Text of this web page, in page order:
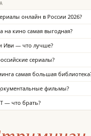
онлайн в России 2026?
на кино самая выгодная?
Иви — что лучше?
сериалы?
самая большая
фильмы?
— что брать?
сериалы с русской